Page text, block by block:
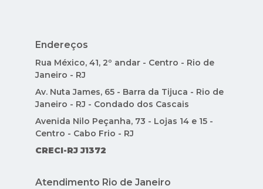
Endereços
Rua México, 41, 2º andar - Centro - Rio de
Janeiro - RJ
Av. Nuta James, 65 - Barra da Tijuca - Rio de
Janeiro - RJ - Condado dos Cascais
Avenida Nilo Peçanha, 73 - Lojas 14 e 15 -
Centro - Cabo Frio - RJ
CRECI-RJ J1372
Atendimento Rio de Janeiro